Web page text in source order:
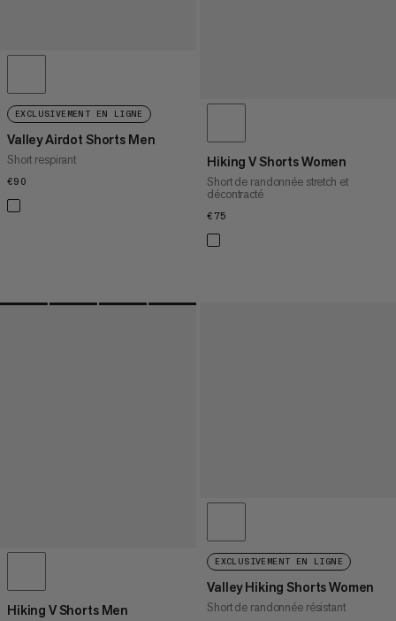
EXCLUSIVEMENT EN LIGNE
Valley Airdot Shorts Men
Short respirant
€90
Hiking V Shorts Women
Short de randonnée stretch et
décontracté
€75
Hiking V Shorts Men
EXCLUSIVEMENT EN LIGNE
Valley Hiking Shorts Women
Short de randonnée résistant